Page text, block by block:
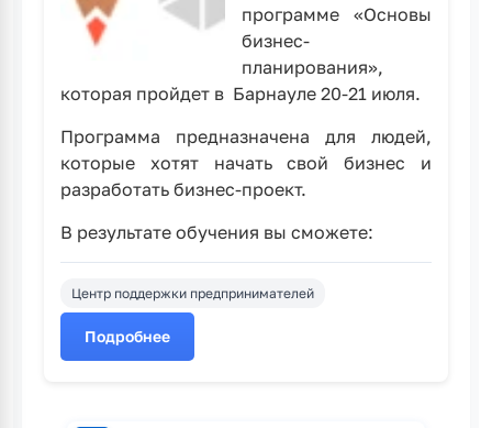
программе «Основы
бизнес-
планирования»,
которая пройдет в Барнауле 20-21 июля.
Программа предназначена для людей,
которые хотят начать свой бизнес и
разработать бизнес-проект.
В результате обучения вы сможете:
Центр поддержки предпринимателей
Подробнее
о